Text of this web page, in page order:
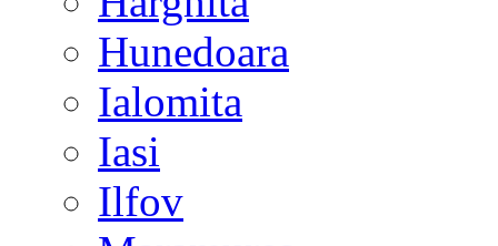
Hunedoara
Ialomita
Iasi
Ilfov